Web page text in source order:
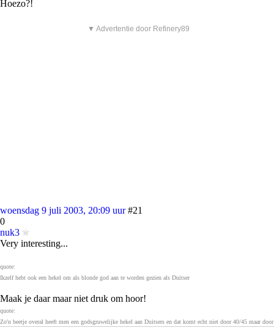
Hoezo?!
▼ Advertentie door Refinery89
woensdag 9 juli 2003, 20:09 uur #21
0
nuk3
Very interesting...
quote:
Ikzelf hebt ook een hekel om als blonde god aan te worden gezien als Duitser
Maak je daar maar niet druk om hoor!
quote:
Zo'n beetje overal heeft men een godsgruwelijke hekel aan Duitsers en dat komt echt niet door 40/45 maar door